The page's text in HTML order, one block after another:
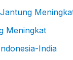
Meningkat